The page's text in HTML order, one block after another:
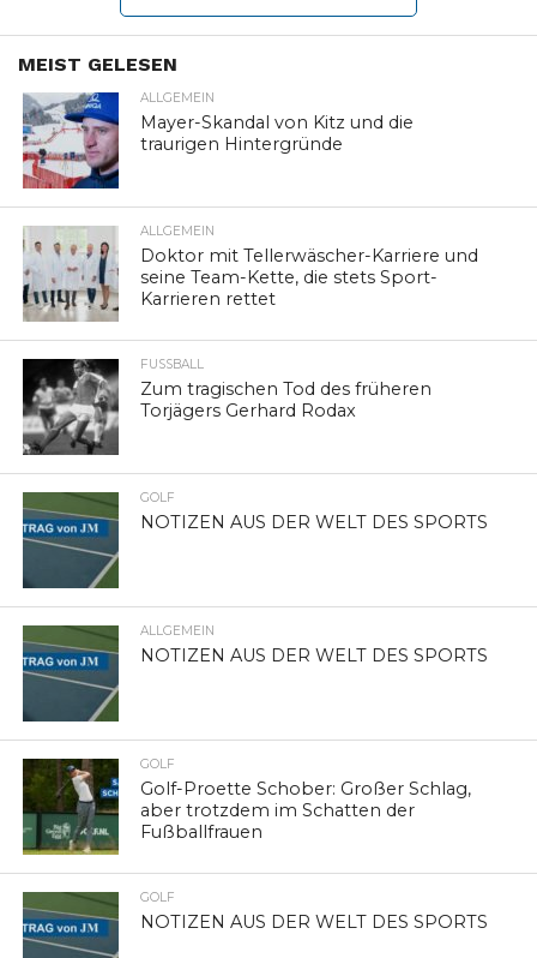
MEIST GELESEN
ALLGEMEIN
Mayer-Skandal von Kitz und die
traurigen Hintergründe
ALLGEMEIN
Doktor mit Tellerwäscher-Karriere und
seine Team-Kette, die stets Sport-
Karrieren rettet
FUSSBALL
Zum tragischen Tod des früheren
Torjägers Gerhard Rodax
GOLF
NOTIZEN AUS DER WELT DES SPORTS
ALLGEMEIN
NOTIZEN AUS DER WELT DES SPORTS
GOLF
Golf-Proette Schober: Großer Schlag,
aber trotzdem im Schatten der
Fußballfrauen
GOLF
NOTIZEN AUS DER WELT DES SPORTS